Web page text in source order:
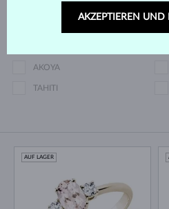
Perlenart
AKOYA
TAHITI
AUF LAGER
AKZEPTIEREN UND